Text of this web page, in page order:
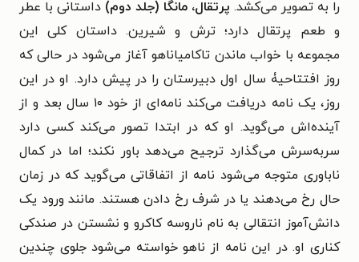
را به تصویر می‌کشد. پرتقال، مانگا (جلد دوم) داستانی با عطر
و طعم پرتقال دارد؛ ترش و شیرین. داستان کلی این
مجموعه با خواب ماندن تاکامیاناهو آغاز می‌شود در حالی که
روز افتتاحیۀ سال اول دبیرستان را در پیش دارد. او در این
روز، یک نامه دریافت می‌کند نامه‌ای از خود ۱۰ سال بعد و از
آینده‌اش می‌گوید. او که در ابتدا تصور می‌کند کسی دارد
سربه‌سرش می‌گذارد ترجیح می‌دهد باور نکند؛ اما در کمال
ناباوری متوجه می‌شود نامه از اتفاقاتی می‌گوید که در زمان
حال رخ می‌دهند یا در شرف رخ دادن هستند. مانند ورود یک
دانش‌آموز انتقالی به نام ناروسه کاکرو و نشستن در صندکی
کناری او. در این نامه از ناهو خواسته می‌شود جلوی چندین